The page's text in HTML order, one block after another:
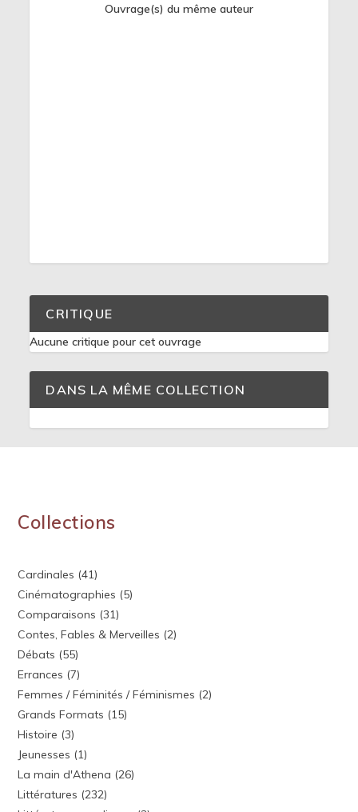
Ouvrage(s) du même auteur
CRITIQUE
Aucune critique pour cet ouvrage
DANS LA MÊME COLLECTION
Collections
Cardinales (41)
Cinématographies (5)
Comparaisons (31)
Contes, Fables & Merveilles (2)
Débats (55)
Errances (7)
Femmes / Féminités / Féminismes (2)
Grands Formats (15)
Histoire (3)
Jeunesses (1)
La main d'Athena (26)
Littératures (232)